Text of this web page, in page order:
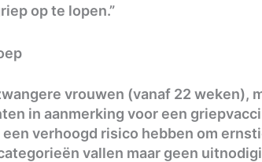
op te lopen.”
vrouwen (vanaf 22 weken),
in aanmerking voor een
verhoogd risico hebben om
vallen maar geen